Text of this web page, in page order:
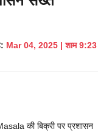
Mar 04, 2025 | शाम 9:23